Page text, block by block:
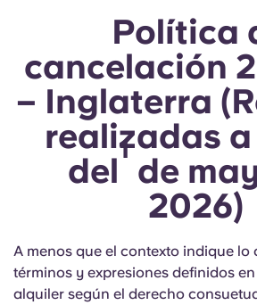
Política
cancelación
– Inglaterra
realizadas
del
1
de
2026)
A menos que el contexto indique lo
términos y expresiones definidos
alquiler según el derecho